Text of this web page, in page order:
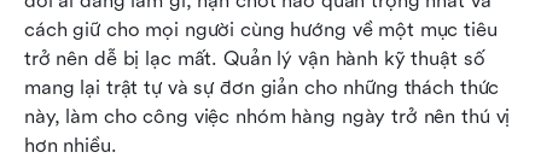
cách giữ cho mọi người cùng hướng về một mục tiêu
trở nên dễ bị lạc mất. Quản lý vận hành kỹ thuật số
mang lại trật tự và sự đơn giản cho những thách thức
này, làm cho công việc nhóm hàng ngày trở nên thú vị
hơn nhiều.
Những câu hỏi thường gặp
Những suy nghĩ cuối cùng
Đọc thêm